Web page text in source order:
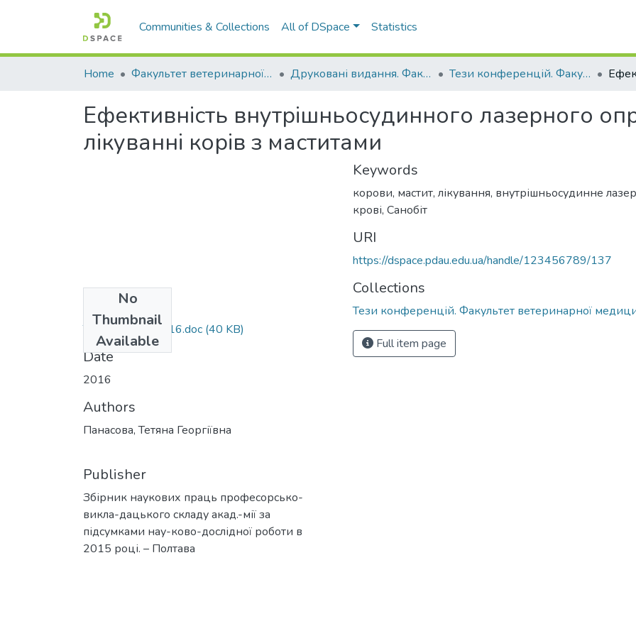
Communities & Collections All of DSpace Statistics
Home Факультет ветеринарної медицини Друковані видання. Факультет ветеринарної медицини Тези конференцій. Факультет ветеринарної медицини
Ефективність внутрішньосудинного лазерного
лікуванні корів з маститами
No
Thumbnail
Available
Тези виклад. 2016.doc (40 KB)
Date
2016
Authors
Панасова, Тетяна Георгіївна
Publisher
Збірник наукових праць професорсько-
викла-дацького складу акад.-мії за
підсумками нау-ково-дослідної роботи в
2015 році. – Полтава
Keywords
корови, мастит, лікування, внутрішньосудинне
крові, Санобіт
URI
https://dspace.pdau.edu.ua/handle/123456789/137
Collections
Тези конференцій. Факультет ветеринарної
Full item page